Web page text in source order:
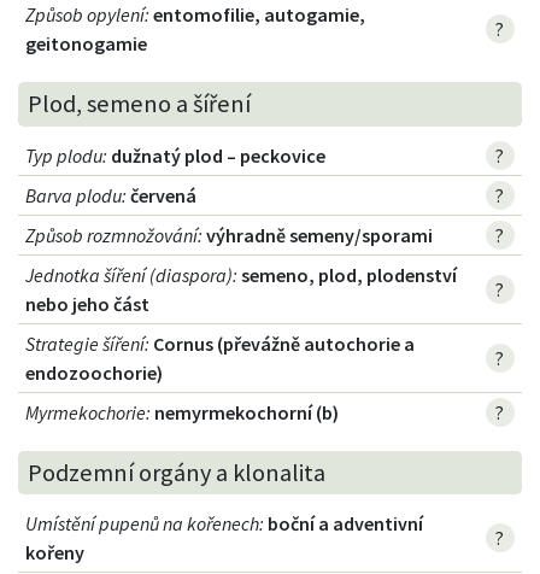
Způsob opylení: entomofilie, autogamie,
geitonogamie
?
Plod, semeno a šíření
Typ plodu: dužnatý plod – peckovice
?
Barva plodu: červená
?
Způsob rozmnožování: výhradně semeny/sporami
?
Jednotka šíření (diaspora): semeno, plod, plodenství
nebo jeho část
?
Strategie šíření: Cornus (převážně autochorie a
endozoochorie)
?
Myrmekochorie: nemyrmekochorní (b) ?
Podzemní orgány a klonalita
Umístění pupenů na kořenech: boční a adventivní
kořeny
?